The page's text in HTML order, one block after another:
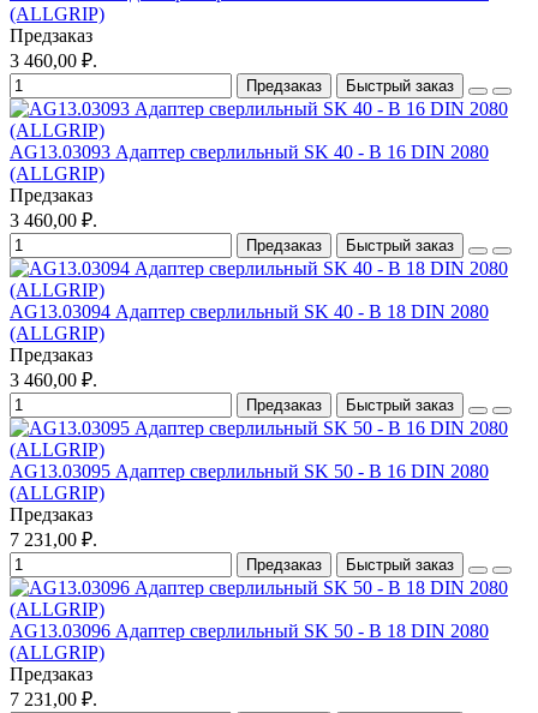
(ALLGRIP)
Предзаказ
3 460,00 ₽.
Предзаказ Быстрый заказ
AG13.03093 Адаптер сверлильный SK 40 - B 16 DIN 2080
(ALLGRIP)
Предзаказ
3 460,00 ₽.
Предзаказ Быстрый заказ
AG13.03094 Адаптер сверлильный SK 40 - B 18 DIN 2080
(ALLGRIP)
Предзаказ
3 460,00 ₽.
Предзаказ Быстрый заказ
AG13.03095 Адаптер сверлильный SK 50 - B 16 DIN 2080
(ALLGRIP)
Предзаказ
7 231,00 ₽.
Предзаказ Быстрый заказ
AG13.03096 Адаптер сверлильный SK 50 - B 18 DIN 2080
(ALLGRIP)
Предзаказ
7 231,00 ₽.